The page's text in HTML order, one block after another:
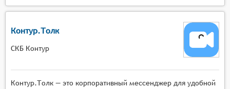
мультимедийного контента в реальном
Интерактивные механизмы с функциями
опросов, голосований, тестов, сессиями
организации групповых дискуссий и
совместной работы над материалами,
Контур.Толк
СКБ Контур
Контур.Толк — это корпоративный мессенджер для удобной